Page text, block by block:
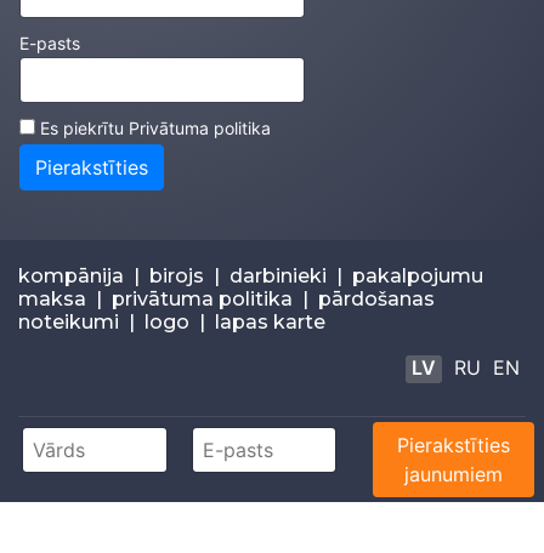
Pierakstīties
jaunumiem
E-pasts
Es piekrītu Privātuma politika
Pierakstīties
kompānija | birojs | darbinieki | pakalpojumu
maksa | privātuma politika | pārdošanas
noteikumi | logo | lapas karte
LV RU EN
© 2026 +371 67283300 |
info@estravel.lv
Independently owned and operated by Estravel Latvia